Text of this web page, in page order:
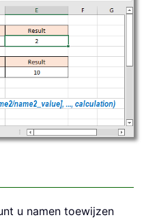
u namen toewijzen